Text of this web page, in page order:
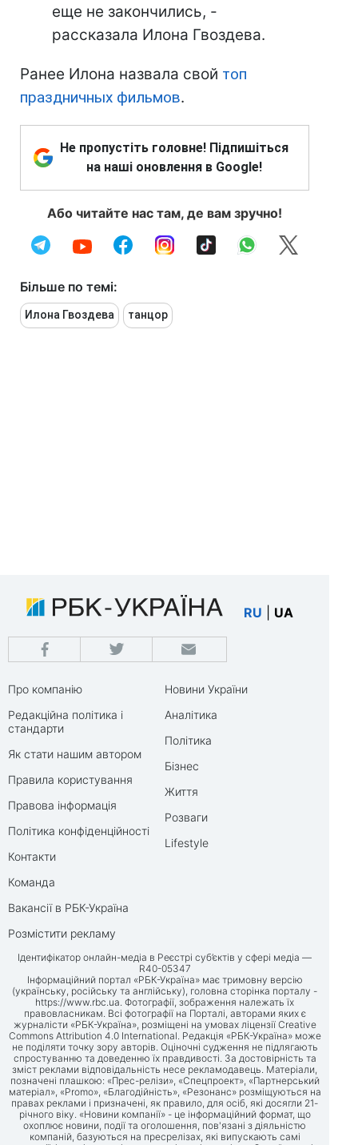
еще не закончились, -
рассказала Илона Гвоздева.
Ранее Илона назвала свой топ
праздничных фильмов.
Не пропустіть головне! Підпишіться
на наші оновлення в Google!
Або читайте нас там, де вам зручно!
Більше по темі:
Илона Гвоздева танцор
RU UA
Про компанію
Редакційна політика і
стандарти
Як стати нашим автором
Правила користування
Правова інформація
Політика конфіденційності
Контакти
Команда
Вакансії в РБК-Україна
Розмістити рекламу
Новини України
Аналітика
Політика
Бізнес
Життя
Розваги
Lifestyle
Ідентифікатор онлайн-медіа в Реєстрі суб’єктів у сфері медіа —
R40-05347
Інформаційний портал «РБК-Україна» має тримовну версію
(українську, російську та англійську), головна сторінка порталу -
https://www.rbc.ua. Фотографії, зображення належать їх
правовласникам. Всі фотографії на Порталі, авторами яких є
журналісти «РБК-Україна», розміщені на умовах ліцензії Creative
Commons Attribution 4.0 International. Редакція «РБК-Україна» може
не поділяти точку зору авторів. Оціночні судження не підлягають
спростуванню та доведенню їх правдивості. За достовірність та
зміст реклами відповідальність несе рекламодавець. Матеріали,
позначені плашкою: «Прес-релізи», «Спецпроект», «Партнерський
матеріал», «Promo», «Благодійність», «Резонанс» розміщуються на
правах реклами і призначені, як правило, для осіб, які досягли 21-
річного віку. «Новини компанії» - це інформаційний формат, що
охоплює новини, події та оголошення, пов'язані з діяльністю
компаній, базуються на пресрелізах, які випускають самі